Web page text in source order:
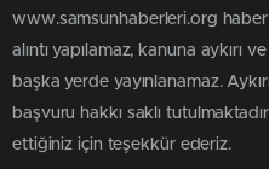
www.samsunhaberleri.org
alıntı yapılamaz, kanuna aykırı
başka yerde yayınlanamaz.
başvuru hakkı saklı
ettiğiniz için teşekkür ederiz.